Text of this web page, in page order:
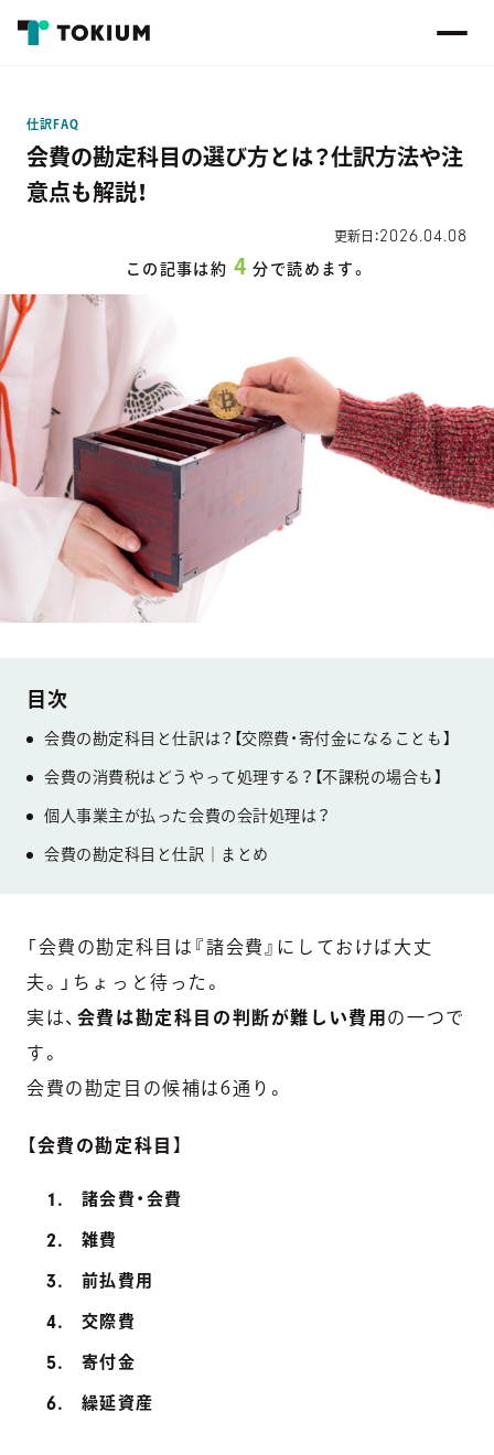
仕訳FAQ
会費の勘定科目の選び方とは？仕訳方法や注
意点も解説！
更新日：2026.04.08
この記事は約 4分で読めます。
会費の勘定科目と仕訳は？【交際費・寄付金になることも】
会費の消費税はどうやって処理する？【不課税の場合も】
個人事業主が払った会費の会計処理は？
会費の勘定科目と仕訳｜まとめ
「会費の勘定科目は『諸会費』にしておけば大丈
夫。」ちょっと待った。
実は、 会費は勘定科目の判断が難しい費用 の一つで
す。
会費の勘定目の候補は6通り。
【会費の勘定科目 】
諸会費・会費
雑費
前払費用
交際費
寄付金
繰延資産